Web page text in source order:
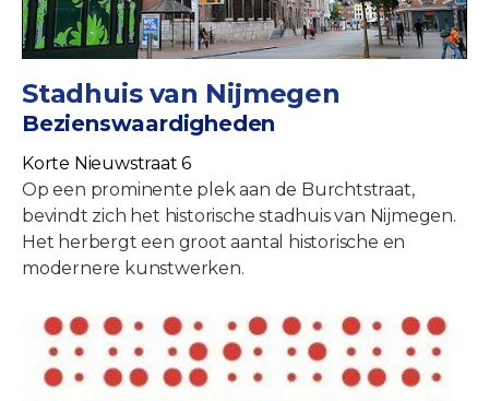
Stadhuis van Nijmegen
Bezienswaardigheden
Korte Nieuwstraat 6
Op een prominente plek aan de Burchtstraat,
bevindt zich het historische stadhuis van Nijmegen.
Het herbergt een groot aantal historische en
modernere kunstwerken.